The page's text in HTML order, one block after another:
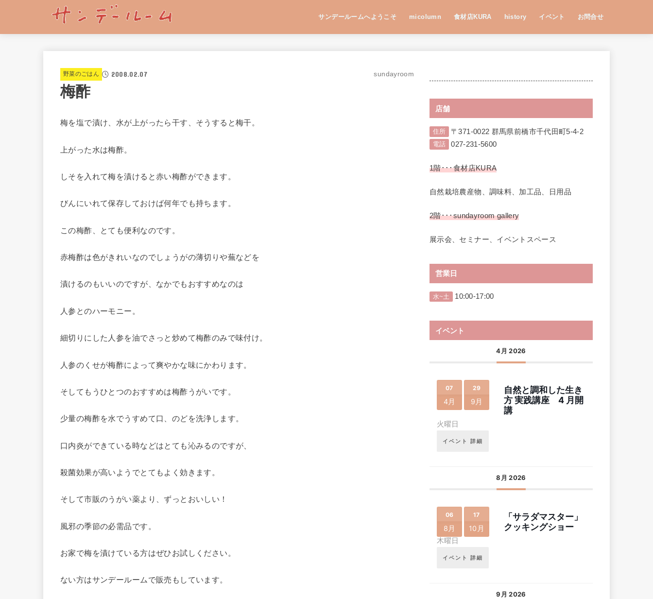
サンデールームへようこそ micolumn 食材店KURA history イベント お問合せ
野菜のごはん 2008.02.07 sundayroom
梅酢
梅を塩で漬け、水が上がったら干す、そうすると梅干。
上がった水は梅酢。
しそを入れて梅を漬けると赤い梅酢ができます。
びんにいれて保存しておけば何年でも持ちます。
この梅酢、とても便利なのです。
赤梅酢は色がきれいなのでしょうがの薄切りや蕪などを
漬けるのもいいのですが、なかでもおすすめなのは
人参とのハーモニー。
細切りにした人参を油でさっと炒めて梅酢のみで味付け。
人参のくせが梅酢によって爽やかな味にかわります。
そしてもうひとつのおすすめは梅酢うがいです。
少量の梅酢を水でうすめて口、のどを洗浄します。
口内炎ができている時などはとても沁みるのですが、
殺菌効果が高いようでとてもよく効きます。
そして市販のうがい薬より、ずっとおいしい！
風邪の季節の必需品です。
お家で梅を漬けている方はぜひお試しください。
ない方はサンデールームで販売もしています。
店舗
住所 〒371-0022 群馬県前橋市千代田町5-4-2
電話 027-231-5600
1階･･･食材店KURA
自然栽培農産物、調味料、加工品、日用品
2階･･･sundayroom gallery
展示会、セミナー、イベントスペース
営業日
水~土 10:00-17:00
イベント
4月 2026
07
4月
29
9月
自然と調和した生き
方 実践講座 4 月開
講
火曜日
イベント 詳細
8月 2026
06
8月
17
10月
「サラダマスター」
クッキングショー
木曜日
イベント 詳細
9月 2026